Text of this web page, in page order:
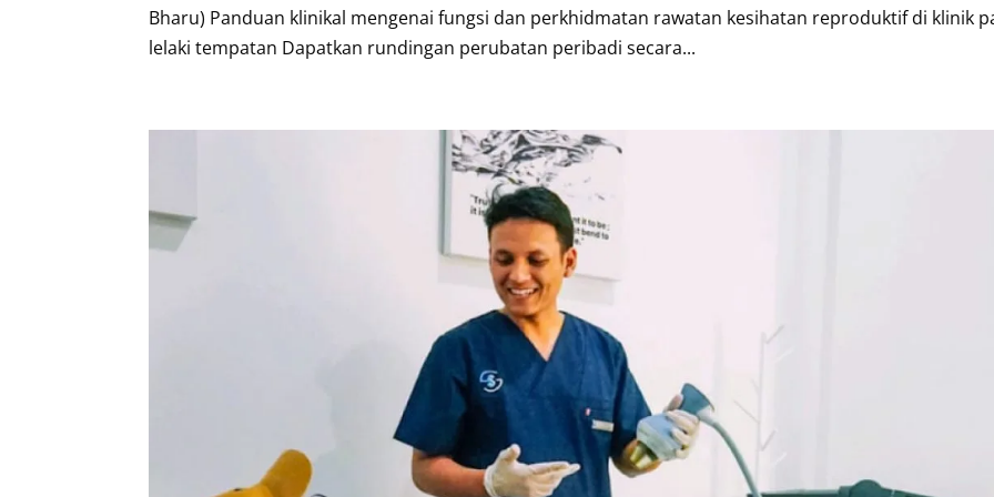
Bharu) Panduan klinikal mengenai fungsi dan perkhidmatan rawatan kesihatan reproduktif di klinik
lelaki tempatan Dapatkan rundingan perubatan peribadi secara...